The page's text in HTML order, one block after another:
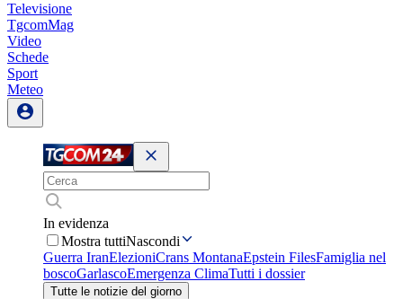
Televisione
TgcomMag
Video
Schede
Sport
Meteo
In evidenza
Mostra tuttiNascondi
Guerra IranElezioniCrans MontanaEpstein FilesFamiglia nel
boscoGarlascoEmergenza ClimaTutti i dossier
Tutte le notizie del giorno